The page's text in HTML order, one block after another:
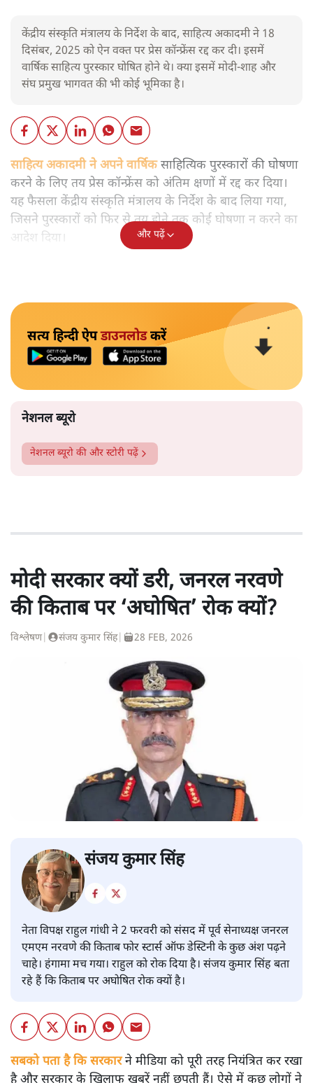
केंद्रीय संस्कृति मंत्रालय के निर्देश के बाद, साहित्य अकादमी ने 18
दिसंबर, 2025 को ऐन वक्त पर प्रेस कॉन्फ्रेंस रद्द कर दी। इसमें
वार्षिक साहित्य पुरस्कार घोषित होने थे। क्या इसमें मोदी-शाह और
संघ प्रमुख भागवत की भी कोई भूमिका है।
साहित्य अकादमी ने अपने वार्षिकसाहित्यिक पुरस्कारों की घोषणा
करने के लिए तय प्रेस कॉन्फ्रेंस को अंतिम क्षणों में रद्द कर दिया।
यह फैसला केंद्रीय संस्कृति मंत्रालय के निर्देश के बाद लिया गया,
जिसने पुरस्कारों को फिर से तय होने तक कोई घोषणा न करने का
आदेश दिया।
और पढ़ें
सत्य हिन्दी ऐपडाउनलोडकरें
नेशनल ब्यूरो
नेशनल ब्यूरो की और स्टोरी पढ़ें
मोदी सरकार क्यों डरी, जनरल नरवणे
की किताब पर ‘अघोषित’ रोक क्यों?
विश्लेषण| संजय कुमार सिंह| 28 FEB, 2026
संजय कुमार सिंह
नेता विपक्ष राहुल गांधी ने 2 फरवरी को संसद में पूर्व सेनाध्यक्ष जनरल
एमएम नरवणे की किताब फोर स्टार्स ऑफ डेस्टिनी के कुछ अंश पढ़ने
चाहे। हंगामा मच गया। राहुल को रोक दिया है। संजय कुमार सिंह बता
रहे हैं कि किताब पर अघोषित रोक क्यों है।
सबको पता है कि सरकारने मीडिया को पूरी तरह नियंत्रित कर रखा